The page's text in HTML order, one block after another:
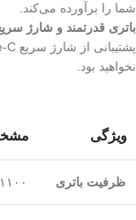
شما را برآورده می‌کند.
باتری قدرتمند و شارژ
نخواهید بود.
ویژگی
ظرفیت باتری ۱۱۰۰ میلی‌آمپر ساعت (۱۱۰۰mAh)